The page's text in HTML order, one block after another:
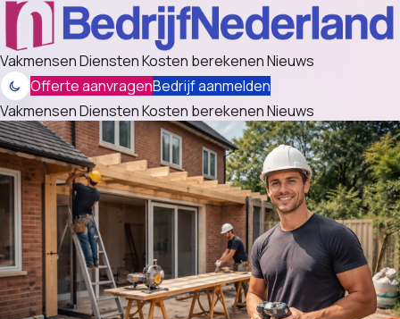
VakmensenDienstenKosten berekenenNieuws
Offerte aanvragenBedrijf aanmelden
VakmensenDienstenKosten berekenenNieuws